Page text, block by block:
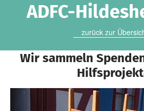
ADFC-
zurück zur
Wir sammeln